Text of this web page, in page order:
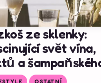
ze sklenky:
svět vína,
a
OSTATNÍ